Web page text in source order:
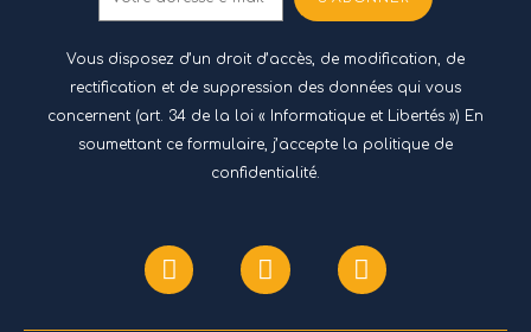
Vous disposez d’un droit d’accès, de modification, de
rectification et de suppression des données qui vous
concernent (art. 34 de la loi « Informatique et Libertés ») En
soumettant ce formulaire, j’accepte la politique de
confidentialité.